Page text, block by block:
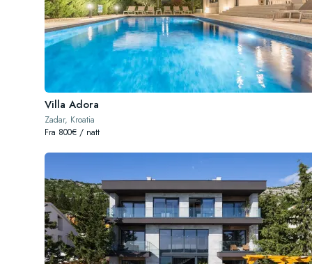
Villa Adora
Zadar, Kroatia
Fra 800€ / natt